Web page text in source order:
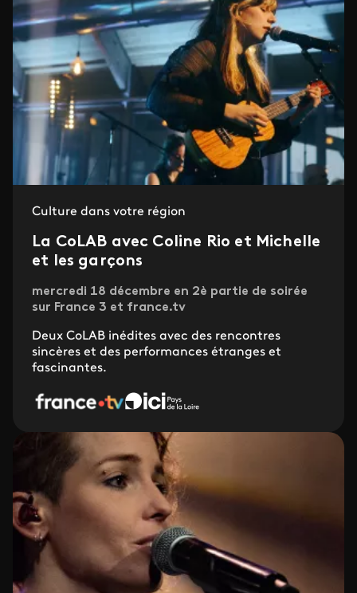
Culture dans votre région
La CoLAB avec Coline Rio et Michelle
et les garçons
mercredi 18 décembre en 2è partie de soirée
sur France 3 et france.tv
Deux CoLAB inédites avec des rencontres
sincères et des performances étranges et
fascinantes.